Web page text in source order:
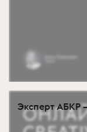
Эксперт АБКР